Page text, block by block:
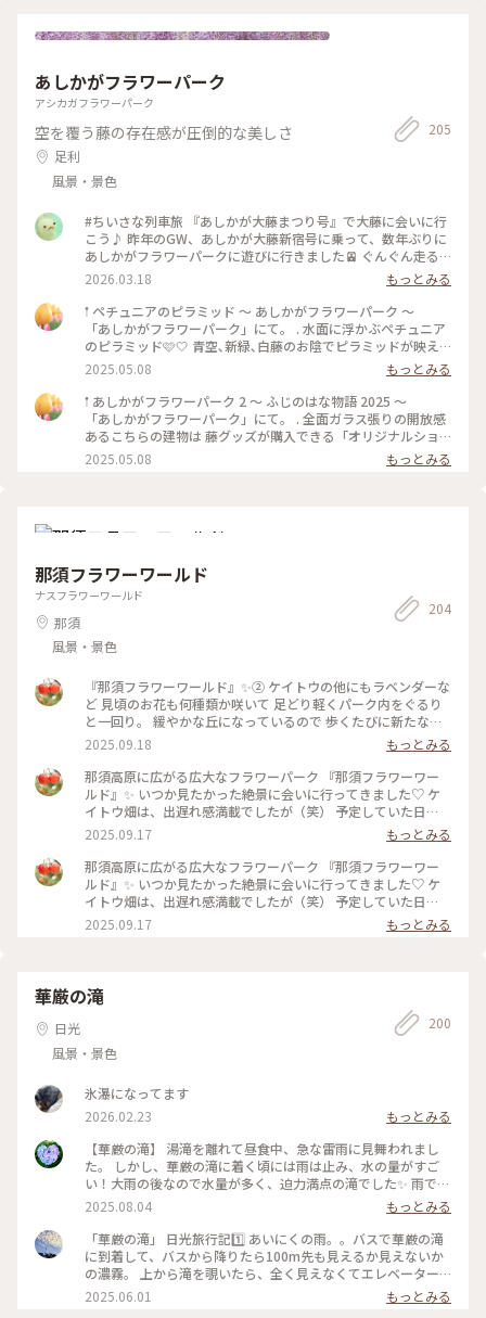
あしかがフラワーパーク
アシカガフラワーパーク
空を覆う藤の存在感が圧倒的な美しさ
足利
風景・景色
205
#ちいさな列車旅 『あしかが大藤まつり号』で大藤に会いに行
こう♪ 昨年のGW、あしかが大藤新宿号に乗って、数年ぶりに
あしかがフラワーパークに遊びに行きました🚈 ぐんぐん走る
特急は渡良瀬川を越え、列車の窓一面に田園風景や新緑の美し
い景色を楽しめます。 最寄り駅はあしかがフラワーパーク駅。
サラサラと風に揺れる紫の大藤、大量の花吹雪を舞わせる薄紅
の藤棚は圧巻でした。 レストランは並びましたが、下野牛や
日光のマスなどのご当地グルメを園内の藤を眺めつつ楽しめま
した。屋外テイクアウトでも藤ソフトなど充実しています。 お
土産は藤のお花見をしている猫ちゃんを連れて帰りました🐈️ハ
ンカチです(^-^) 首都圏から足利直行のJRの春の特別特急は今
年も運行するようです。しかも増便です！ 車窓の旅に出掛けて
みてはいかがでしょうか🌸 #あしかがフラワーパーク #栃木県
#あしかが大藤まつり号
2026.03.18
もっとみる
𖡡 ペチュニアのピラミッド 〜 あしかがフラワーパーク 〜
「あしかがフラワーパーク」にて。 . 水面に浮かぶペチュニア
のピラミッド🩷🤍 青空､新緑､白藤のお陰でピラミッドが映え
ました🌈✨ 初めて成功したリフレクション( ˶ ᷇ 𖥦 ᷆ ˵ ) . アートな
景色を楽しめました🖼️𓈒𓏸 . . 3~5枚目は花売場付近にあった素敵
な花手水💐 優しい色合いのお花がたくさん浮かんでました♪ .
花で賑わう今の時期が1番いいですね🥰🌸 . 初めて来ましたが､
とても素敵な所だったので また来年も行きたいです💜🤍🩷 .
長々とお付き合い頂き､ありがとうございました。 . . 写真は
2025.05.01に撮りました📷ˊ˗ #あしかがフラワーパー
2025.05.08
もっとみる
𖡡 あしかがフラワーパーク 2 〜 ふじのはな物語 2025 〜
「あしかがフラワーパーク」にて。 . 全面ガラス張りの開放感
あるこちらの建物は 藤グッズが購入できる「オリジナルショ
ップ」です。 . 藤色の傘やハンカチ､ハンドクリーム 素敵な花
器など様々なグッズがあり 多くの女性客で賑わっていました
2025.05.08 もっとみる
那須フラワーワールド
ナスフラワーワールド
那須
風景・景色
204
『那須フラワーワールド』✨② ケイトウの他にもラベンダーな
ど 見頃のお花も何種類か咲いて 足どり軽くパーク内をぐるり
と一回り。 緩やかな丘になっているので 歩くたびに新たな景
色に出会え、感動が止まりません✨ 2年前に登った、茶臼岳も
綺麗に見えてましたが 帰る頃には雲の中へ。。☁️ 早起きして
きて大正解でした。 ・ 那須塩原駅から那須フラワーワールド
までは 車（レンタカー）で40分ほど🚙 途中、牧場の牛の群れ
に会ったり、りんご畑の中を走り抜けたり ジャンボとうもろ
こし畑🌽がとにかく沢山あって 自然溢れる那須の町は、楽し
いのビックリ箱のようでした😊 5枚目は、いつか見た北海道の
景色と重なってしまい（笑） 思わず車を止めて、しばし見入っ
てしまうという♡ #那須フラワーワールド #栃木 #那須 #那須
高原 #ケイトウ #ラベンダー #茶臼岳 #那須連峰 #秋の装い #秋
さんぽ
2025.09.18
もっとみる
那須高原に広がる広大なフラワーパーク 『那須フラワーワー
ルド』✨ いつか見たかった絶景に会いに行ってきました♡ ケ
イトウ畑は、出遅れ感満載でしたが（笑） 予定していた日
が、ピンポイントで晴れてくれて もうそれだけで大満足でし
た😊 標高600メートルから眺める、ケイトウ畑と那須連峰の美
しさ✨ ケイトウもカラフルで、とても可愛かったです。 𖧷ケイ
トウの花言葉𖧷 気取り屋・個性・風変わり・おしゃれ ・ この
日は早朝に家を出て那須塩原駅へ。 フラワーパークでは少し
汗もかきましたが、 東京より幾分涼しくて、体も喜んでました
😊 #那須フラワーワールド #栃木 #那須 #那須高原 #フラワー
2025.09.17
もっとみる
那須高原に広がる広大なフラワーパーク 『那須フラワーワー
ルド』✨ いつか見たかった絶景に会いに行ってきました♡ ケ
イトウ畑は、出遅れ感満載でしたが（笑） 予定していた日
が、ピンポイントで晴れてくれて もうそれだけで大満足でし
た😊 標高600メートルから眺める、ケイトウ畑と那須連峰の美
ラワーワールド #栃木 #那須 #那須高原 #フラワーパーク #2週
間遅かった #リベンジ誓う #ケイトウ #鶏頭 #那須連峰 #秋の装
2025.09.17 もっとみる
華厳の滝
日光
風景・景色
200
氷瀑になってます
2026.02.23
もっとみる
【華厳の滝】 湯滝を離れて昼食中、急な雷雨に見舞われまし
た。 しかし、華厳の滝に着く頃には雨は止み、水の量がすご
い！大雨の後なので水量が多く、迫力満点の滝でした✨️ 雨でキ
ャンセルした人も多かったようで、人が少なく見やすかったで
す！ #アートな景色 #日光 #華厳の滝
2025.08.04
もっとみる
「華厳の滝」 日光旅行記1️⃣ あいにくの雨。。バスで華厳の滝
に到着して、バスから降りたら100m先も見えるか見えないか
の濃霧。 上から滝を覗いたら、全く見えなくてエレベーター
で下に降りても見えるか見えないかわからないけど、とりあえ
ず降りてみました。 そしたらなんとサーって霧が晴れて、滝が
2025.06.01 もっとみる